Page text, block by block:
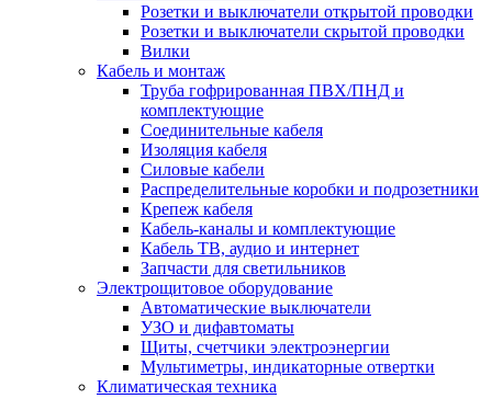
Розетки и выключатели открытой проводки
Розетки и выключатели скрытой проводки
Вилки
Кабель и монтаж
Труба гофрированная ПВХ/ПНД и
комплектующие
Соединительные кабеля
Изоляция кабеля
Силовые кабели
Распределительные коробки и подрозетники
Крепеж кабеля
Кабель-каналы и комплектующие
Кабель ТВ, аудио и интернет
Запчасти для светильников
Электрощитовое оборудование
Автоматические выключатели
УЗО и дифавтоматы
Щиты, счетчики электроэнергии
Мультиметры, индикаторные отвертки
Климатическая техника